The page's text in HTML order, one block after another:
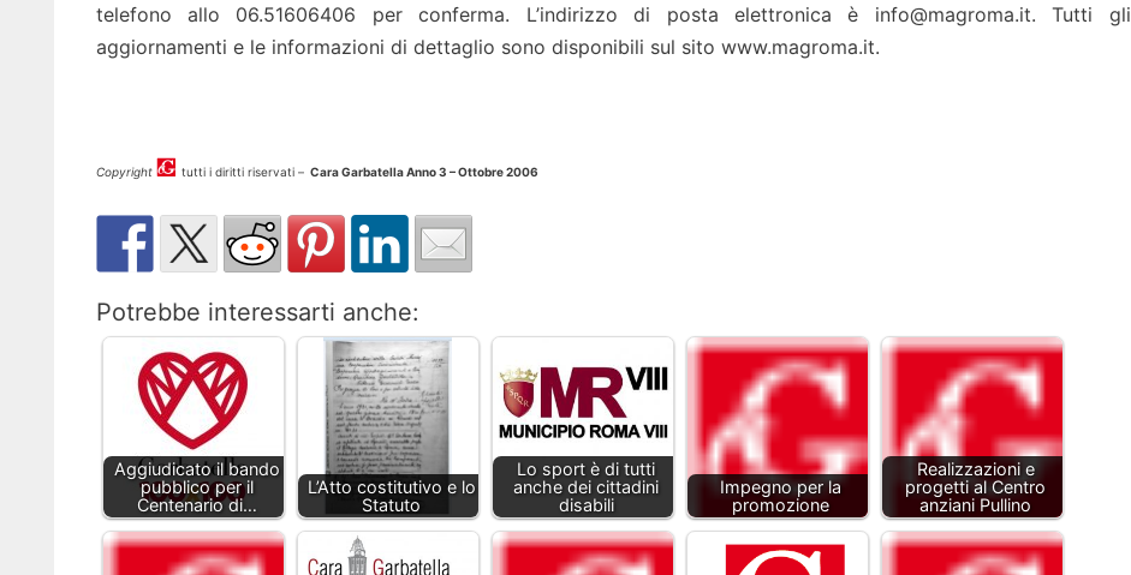
telefono allo 06.51606406 per conferma. L’indirizzo di posta elettronica è info@magroma.it. Tutti gli
aggiornamenti e le informazioni di dettaglio sono disponibili sul sito www.magroma.it.
Copyright tutti i diritti riservati – Cara Garbatella Anno 3 – Ottobre 2006
Potrebbe interessarti anche:
Aggiudicato il bando
pubblico per il
Centenario di…
L’Atto costitutivo e lo
Statuto
Lo sport è di tutti
anche dei cittadini
disabili
Impegno per la
promozione
Realizzazioni e
progetti al Centro
anziani Pullino